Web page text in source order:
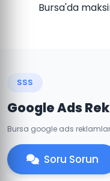
Bursa'da
SSS
Google Ads
Bursa google ads
Soru Sorun